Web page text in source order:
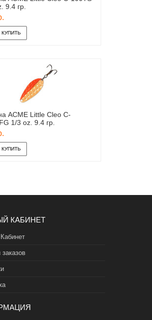
9.4 гр.
ACME Little Cleo C-
1/3 oz. 9.4 гр.
КАБИНЕТ
заказов